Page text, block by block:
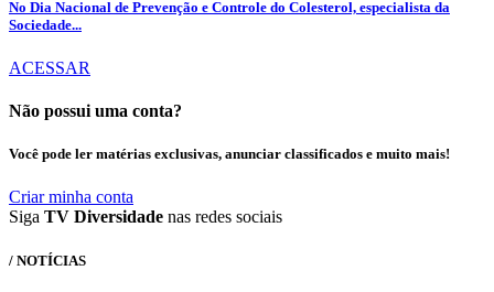
No Dia Nacional de Prevenção e Controle do Colesterol, especialista da
Sociedade...
ACESSAR
Não possui uma conta?
Você pode ler matérias exclusivas, anunciar classificados e muito mais!
Criar minha conta
Siga TV Diversidade nas redes sociais
/ NOTÍCIAS